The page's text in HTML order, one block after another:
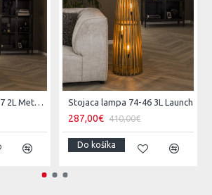
Stojaca lampa 72-67 2L Metal Blinds Stojaca lampa 74-46 3L Launch
287,00€ 410,00€
Do košíka